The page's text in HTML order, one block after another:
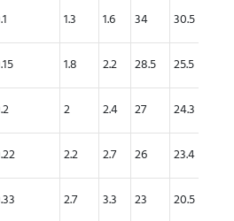
1.3 1.6 34 30.5
1.8 2.2 28.5 25.5
2 2.4 27 24.3
2.2 2.7 26 23.4
2.7 3.3 23 20.5